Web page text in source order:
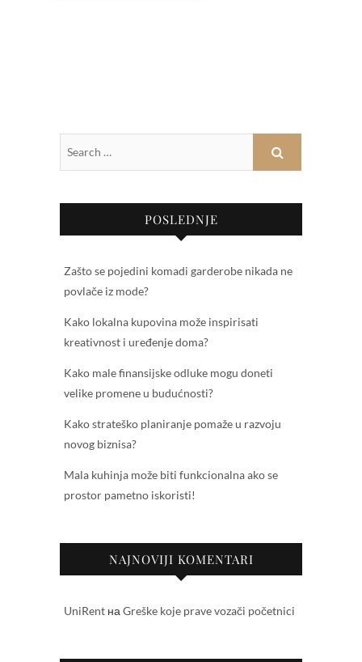
POSLEDNJE
Zašto se pojedini komadi garderobe nikada ne
povlače iz mode?
Kako lokalna kupovina može inspirisati
kreativnost i uređenje doma?
Kako male finansijske odluke mogu doneti
velike promene u budućnosti?
Kako strateško planiranje pomaže u razvoju
novog biznisa?
Mala kuhinja može biti funkcionalna ako se
prostor pametno iskoristi!
NAJNOVIJI KOMENTARI
UniRent на Greške koje prave vozači početnici